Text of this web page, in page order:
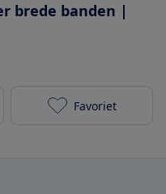
brede banden |
Advanced
Favoriet